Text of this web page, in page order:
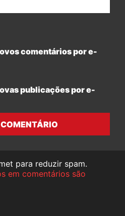
comentários por e-
publicações por e-
para reduzir spam.
em comentários são